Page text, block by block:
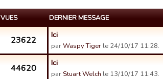
VUES DERNIER MESSAGE
23622 Ici
parWaspy Tiger le 24/10/17 11:28.
44620 Ici
par Stuart Welch le 13/10/17 11:43.